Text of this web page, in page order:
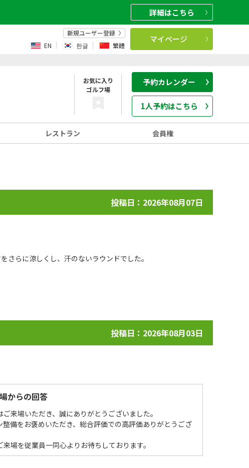
詳細はこちら
新規ユーザー登録
EN
한글 繁體
マイページ
お気に入り
ゴルフ場
予約カレンダー
1人予約はこちら
レストラン 会員権
投稿日：2026年08月07日
らに涼しくし、汗のないラウンドでした。
投稿日：2026年08月03日
からの回答
ご来場いただき、誠にありがとうございました。
整備をお褒めいただき、総合評価での高評価ありがとうござ
来場を従業員一同心よりお待ちしております。